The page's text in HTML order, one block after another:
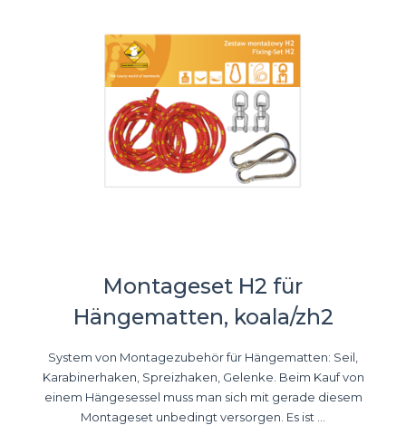
Montageset H2 für
Hängematten, koala/zh2
System von Montagezubehör für Hängematten: Seil,
Karabinerhaken, Spreizhaken, Gelenke. Beim Kauf von
einem Hängesessel muss man sich mit gerade diesem
Montageset unbedingt versorgen. Es ist ...